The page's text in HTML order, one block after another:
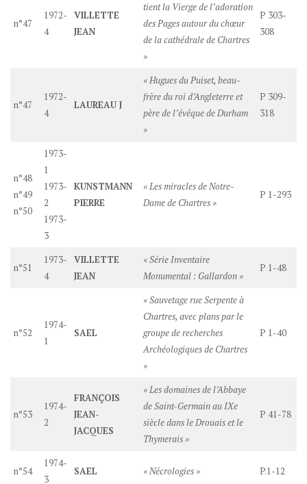
n°47
1972-
4
VILLETTE
JEAN
tient la Vierge de l’adoration
des Pages autour du chœur
de la cathédrale de Chartres
»
P 303-
308
n°47
1972-
4
LAUREAU J
« Hugues du Puiset, beau-
frère du roi d’Angleterre et
père de l’évêque de Durham
»
P 309-
318
n°48
n°49
n°50
1973-
1
1973-
2
1973-
3
KUNSTMANN
PIERRE
« Les miracles de Notre-
Dame de Chartres »
P 1-293
n°51
1973-
4
VILLETTE
JEAN
« Série Inventaire
Monumental : Gallardon »
P 1-48
n°52
1974-
1
SAEL
« Sauvetage rue Serpente à
Chartres, avec plans par le
groupe de recherches
Archéologiques de Chartres
»
P 1-40
n°53
1974-
2
FRANÇOIS
JEAN-
JACQUES
« Les domaines de l’Abbaye
de Saint-Germain au IXe
siècle dans le Drouais et le
Thymerais »
P 41-78
n°54
1974-
3
SAEL « Nécrologies » P.1-12